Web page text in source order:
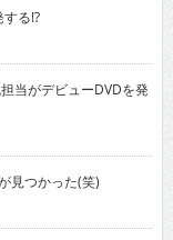
る!?
当がデビューDVDを発
見つかった(笑)